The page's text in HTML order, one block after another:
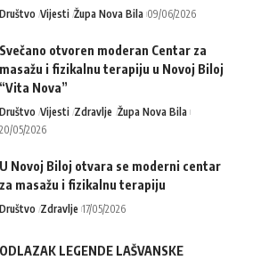
Društvo Vijesti Župa Nova Bila 09/06/2026
Svečano otvoren moderan Centar za
masažu i fizikalnu terapiju u Novoj Biloj
“Vita Nova”
Društvo Vijesti Zdravlje Župa Nova Bila
20/05/2026
U Novoj Biloj otvara se moderni centar
za masažu i fizikalnu terapiju
Društvo Zdravlje 17/05/2026
ODLAZAK LEGENDE LAŠVANSKE